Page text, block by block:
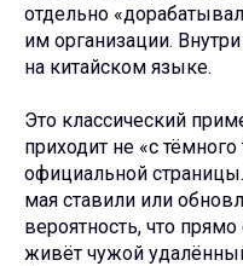
отдельно
им организации.
на китайском языке.
Это классический
приходит не «с
официальной
мая ставили или
вероятность, что
живёт чужой